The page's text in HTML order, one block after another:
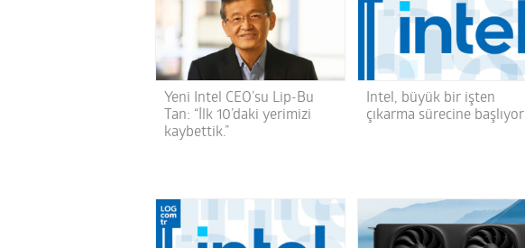
Yeni Intel CEO’su Lip-Bu
Tan: “İlk 10’daki yerimizi
kaybettik.”
Intel, büyük bir işten
çıkarma sürecine başlıyor